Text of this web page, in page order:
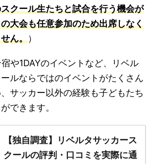
クール生たちと試合を行う機会が
大会も任意参加のため出席しなく
ん。）
や1DAYのイベントなど、リベル
ルならではのイベントがたくさん
サッカー以外の経験も子どもたち
できます。
【独自調査】リベルタサッカース
クールの評判・口コミを実際に通